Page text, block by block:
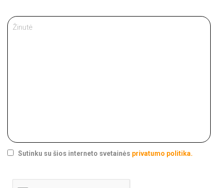
Sutinku su šios interneto svetainės privatumo politika.